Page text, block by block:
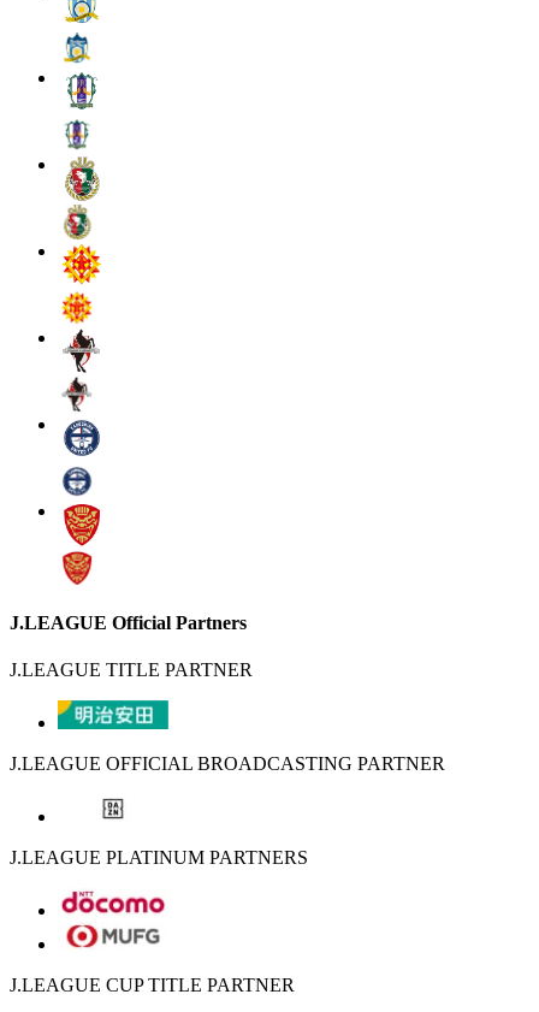
J.LEAGUE Official Partners
J.LEAGUE TITLE PARTNER
J.LEAGUE OFFICIAL BROADCASTING PARTNER
J.LEAGUE PLATINUM PARTNERS
J.LEAGUE CUP TITLE PARTNER